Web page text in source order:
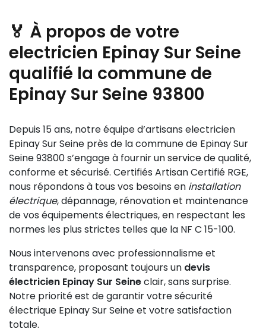
🏅 À propos de votre
electricien Epinay Sur Seine
qualifié la commune de
Epinay Sur Seine 93800
Depuis 15 ans, notre équipe d’artisans electricien
Epinay Sur Seine près de la commune de Epinay Sur
Seine 93800 s’engage à fournir un service de qualité,
conforme et sécurisé. Certifiés Artisan Certifié RGE,
nous répondons à tous vos besoins en installation
électrique, dépannage, rénovation et maintenance
de vos équipements électriques, en respectant les
normes les plus strictes telles que la NF C 15-100.
Nous intervenons avec professionnalisme et
transparence, proposant toujours un devis
électricien Epinay Sur Seineclair, sans surprise.
Notre priorité est de garantir votre sécurité
électrique Epinay Sur Seine et votre satisfaction
totale.